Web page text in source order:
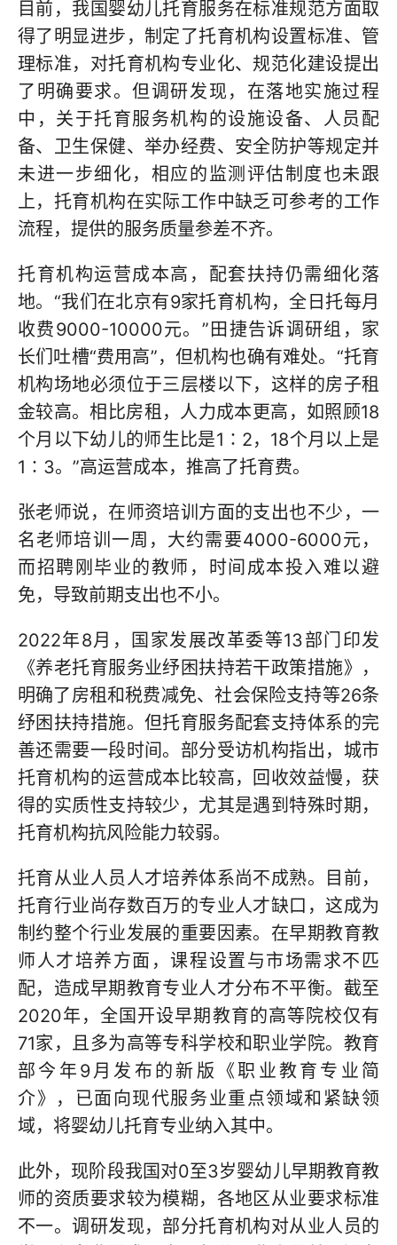
目前，我国婴幼儿托育服务在标准规范方面取
得了明显进步，制定了托育机构设置标准、管
理标准，对托育机构专业化、规范化建设提出
了明确要求。但调研发现，在落地实施过程
中，关于托育服务机构的设施设备、人员配
备、卫生保健、举办经费、安全防护等规定并
未进一步细化，相应的监测评估制度也未跟
上，托育机构在实际工作中缺乏可参考的工作
流程，提供的服务质量参差不齐。
托育机构运营成本高，配套扶持仍需细化落
地。“我们在北京有9家托育机构，全日托每月
收费9000-10000元。”田捷告诉调研组，家
长们吐槽“费用高”，但机构也确有难处。“托育
机构场地必须位于三层楼以下，这样的房子租
金较高。相比房租，人力成本更高，如照顾18
个月以下幼儿的师生比是1∶2，18个月以上是
1∶3。”高运营成本，推高了托育费。
张老师说，在师资培训方面的支出也不少，一
名老师培训一周，大约需要4000-6000元，
而招聘刚毕业的教师，时间成本投入难以避
免，导致前期支出也不小。
2022年8月，国家发展改革委等13部门印发
《养老托育服务业纾困扶持若干政策措施》，
明确了房租和税费减免、社会保险支持等26条
纾困扶持措施。但托育服务配套支持体系的完
善还需要一段时间。部分受访机构指出，城市
托育机构的运营成本比较高，回收效益慢，获
得的实质性支持较少，尤其是遇到特殊时期，
托育机构抗风险能力较弱。
托育从业人员人才培养体系尚不成熟。目前，
托育行业尚存数百万的专业人才缺口，这成为
制约整个行业发展的重要因素。在早期教育教
师人才培养方面，课程设置与市场需求不匹
配，造成早期教育专业人才分布不平衡。截至
2020年，全国开设早期教育的高等院校仅有
71家，且多为高等专科学校和职业学院。教育
部今年9月发布的新版《职业教育专业简
介》，已面向现代服务业重点领域和紧缺领
域，将婴幼儿托育专业纳入其中。
此外，现阶段我国对0至3岁婴幼儿早期教育教
师的资质要求较为模糊，各地区从业要求标准
不一。调研发现，部分托育机构对从业人员的